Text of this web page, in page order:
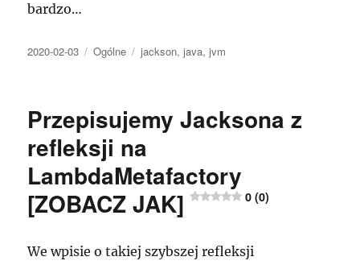
bardzo…
Data
2020-02-03 Kategorie
Ogólne Tagi
jackson,java,jvm
Przepisujemy Jacksona z
refleksji na
LambdaMetafactory
[ZOBACZ JAK]
0 (0)
We wpisie o takiej szybszej refleksji